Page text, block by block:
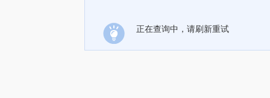
正在查询中，请刷新重试